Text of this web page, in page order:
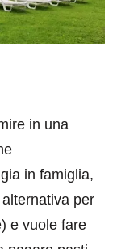
in una
in famiglia,
per
e vuole fare